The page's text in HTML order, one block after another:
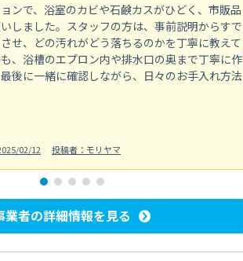
ンで、浴室のカビや石鹸カスがひどく、市販品
しました。スタッフの方は、事前説明からすで
せ、どの汚れがどう落ちるのかを丁寧に教えて
、浴槽のエプロン内や排水口の奥まで丁寧に作
後に一緒に確認しながら、日々のお手入れ方法
02/12 投稿者：モリヤマ
業者の詳細情報を見る